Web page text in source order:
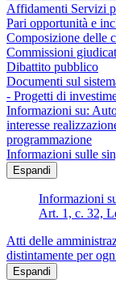
Affidamenti Servizi
Pari opportunità e
Composizione delle
Commissioni
Dibattito pubblico
Documenti sul
- Progetti di
Informazioni su:
interesse
programmazione
Informazioni sulle
Espandi
Informazioni
Art. 1, c. 32,
Atti delle
distintamente per
Espandi